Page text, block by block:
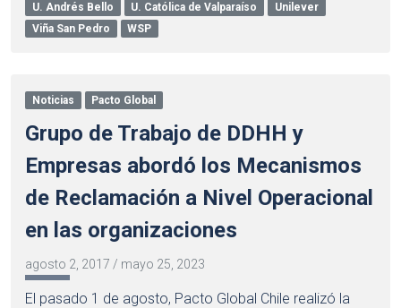
U. Andrés Bello
U. Católica de Valparaíso
Unilever
Viña San Pedro
WSP
Noticias Pacto Global
Grupo de Trabajo de DDHH y
Empresas abordó los Mecanismos
de Reclamación a Nivel Operacional
en las organizaciones
agosto 2, 2017 / mayo 25, 2023
El pasado 1 de agosto, Pacto Global Chile realizó la